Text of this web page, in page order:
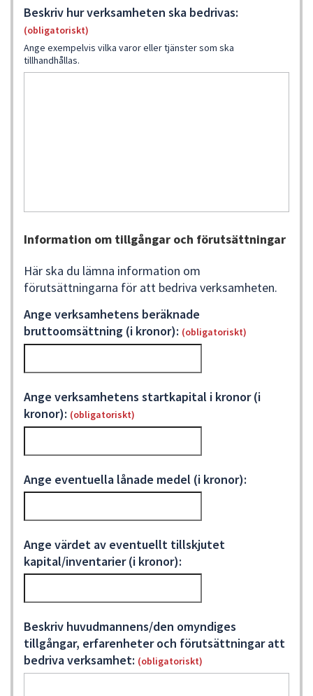
Beskriv hur verksamheten ska bedrivas:
(obligatoriskt)
Ange exempelvis vilka varor eller tjänster som ska
tillhandhållas.
Information om tillgångar och förutsättningar
Här ska du lämna information om
förutsättningarna för att bedriva verksamheten.
Ange verksamhetens beräknade
bruttoomsättning (i kronor): (obligatoriskt)
Ange verksamhetens startkapital i kronor (i
kronor): (obligatoriskt)
Ange eventuella lånade medel (i kronor):
Ange värdet av eventuellt tillskjutet
kapital/inventarier (i kronor):
Beskriv huvudmannens/den omyndiges
tillgångar, erfarenheter och förutsättningar att
bedriva verksamhet: (obligatoriskt)